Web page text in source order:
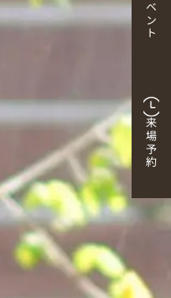
イベント
来場予約